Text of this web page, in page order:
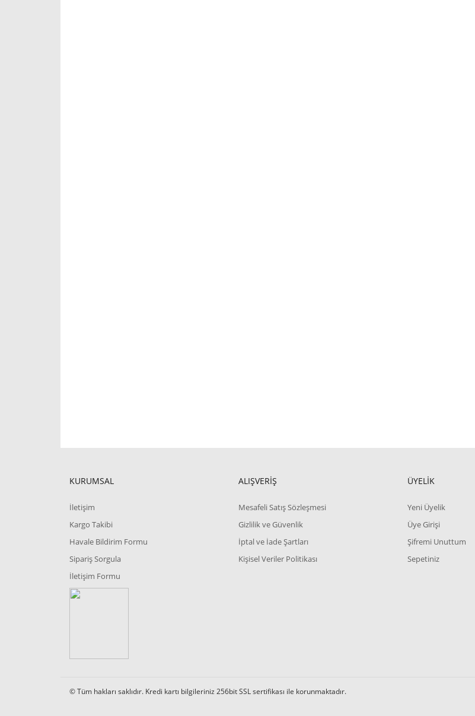
KURUMSAL
İletişim
Kargo Takibi
Havale Bildirim Formu
Sipariş Sorgula
İletişim Formu
ALIŞVERİŞ
Mesafeli Satış Sözleşmesi
Gizlilik ve Güvenlik
İptal ve İade Şartları
Kişisel Veriler Politikası
ÜYELİK
Yeni Üyelik
Üye Girişi
Şifremi Unuttum
Sepetiniz
© Tüm hakları saklıdır. Kredi kartı bilgileriniz 256bit SSL sertifikası ile korunmaktadır.